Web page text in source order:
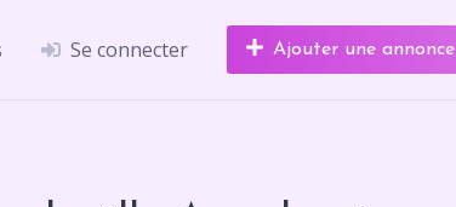
Se connecter Ajouter une annonce